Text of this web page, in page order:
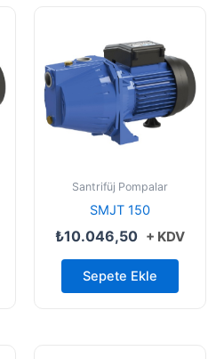
Santrifüj Pompalar
SMJT 150
₺10.046,50 + KDV
Sepete Ekle